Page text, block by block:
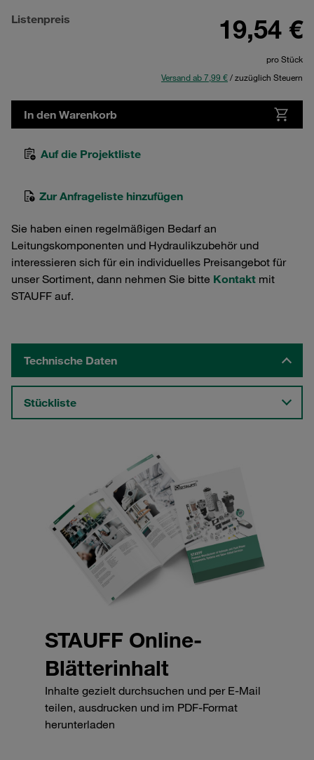
Listenpreis 19,54 €
pro Stück
Versand ab 7,99 €/ zuzüglich Steuern
In den Warenkorb
Auf die Projektliste
Zur Anfrageliste hinzufügen
Sie haben einen regelmäßigen Bedarf an
Leitungskomponenten und Hydraulikzubehör und
interessieren sich für ein individuelles Preisangebot für
unser Sortiment, dann nehmen Sie bitte Kontakt mit
STAUFF auf.
Technische Daten
Stückliste
STAUFF Online-
Blätterinhalt
Inhalte gezielt durchsuchen und per E-Mail
teilen, ausdrucken und im PDF-Format
herunterladen